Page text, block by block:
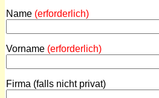
Name (erforderlich)
Vorname (erforderlich)
Firma (falls nicht privat)